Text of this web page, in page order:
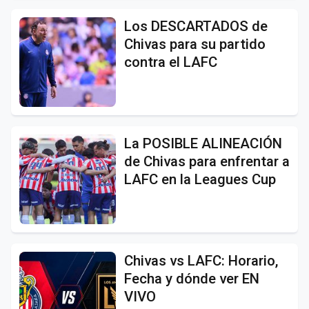
Los DESCARTADOS de
Chivas para su partido
contra el LAFC
La POSIBLE ALINEACIÓN
de Chivas para enfrentar a
LAFC en la Leagues Cup
Chivas vs LAFC: Horario,
Fecha y dónde ver EN
VIVO